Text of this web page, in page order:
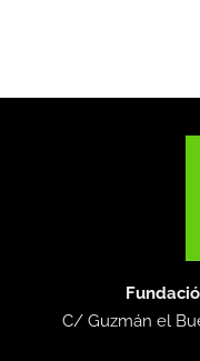
C/ Guzmán el